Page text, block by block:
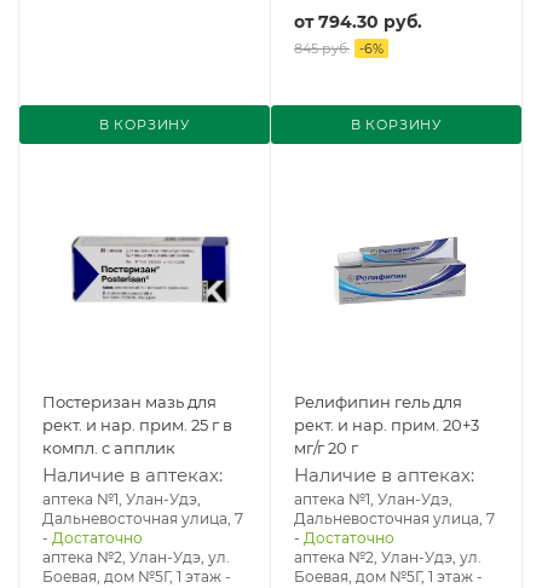
В КОРЗИНУ
от794.30 руб.
845 руб. -6%
В КОРЗИНУ
Постеризан мазь для
рект. и нар. прим. 25 г в
компл. с апплик
Наличие в аптеках:
аптека №1, Улан-Удэ,
Дальневосточная улица, 7
- Достаточно
аптека №2, Улан-Удэ, ул.
Боевая, дом №5Г, 1 этаж -
Релифипин гель для
рект. и нар. прим. 20+3
мг/г 20 г
Наличие в аптеках:
аптека №1, Улан-Удэ,
Дальневосточная улица, 7
- Достаточно
аптека №2, Улан-Удэ, ул.
Боевая, дом №5Г, 1 этаж -